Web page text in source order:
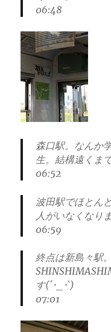
06:48
森口駅。なんか
生。結構遠くま
06:52
波田駅でほとん
人がいなくなり
06:59
終点は新島々駅
す(´･_･`)
07:01